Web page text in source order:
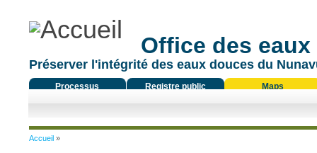
Office des
Préserver l'intégrité des eaux douces du
Processus
Registre public Maps
Vous êtes ici
Accueil»